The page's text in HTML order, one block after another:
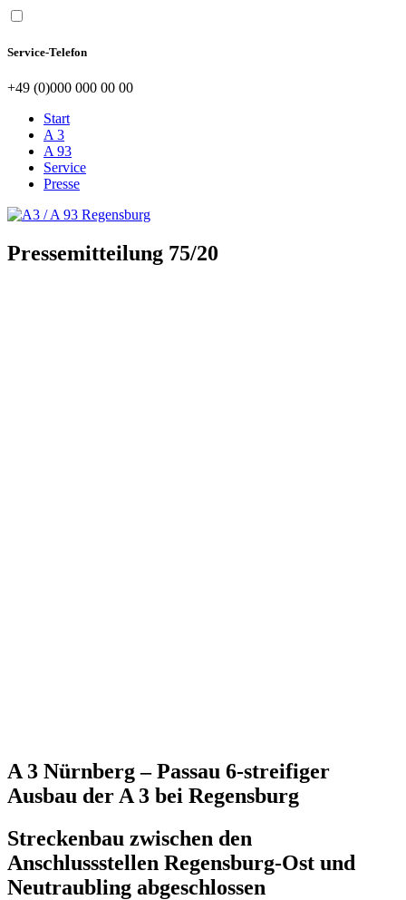
Service-Telefon
+49 (0)000 000 00 00
Start
A 3
A 93
Service
Presse
Pressemitteilung 75/20
A 3 Nürnberg – Passau 6-streifiger
Ausbau der A 3 bei Regensburg
Streckenbau zwischen den
Anschlussstellen Regensburg-Ost und
Neutraubling abgeschlossen